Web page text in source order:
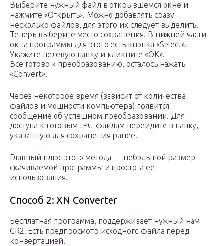
Выберите нужный файл в открывшемся окне и
нажмите «Открыть». Можно добавлять сразу
несколько файлов, для этого их следует выделить.
Теперь выберите место сохранения. В нижней части
окна программы для этого есть кнопка «Select».
Укажите целевую папку и кликните «ОК».
Все готово к преобразованию, осталось нажать
«Convert».
Через некоторое время (зависит от количества
файлов и мощности компьютера) появится
сообщение об успешном преобразовании. Для
доступа к готовым JPG-файлам перейдите в папку,
указанную для сохранения ранее.
Главный плюс этого метода — небольшой размер
скачиваемой программы и простота ее
использования.
Способ 2: XN Converter
Бесплатная программа, поддерживает нужный нам
CR2. Есть предпросмотр исходного файла перед
конвертацией.